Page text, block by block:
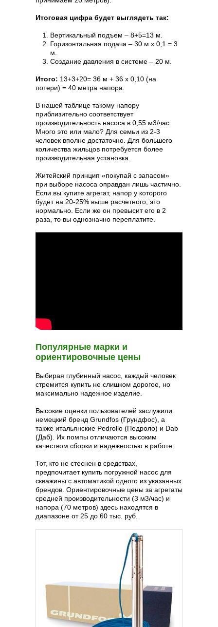
Итоговая цифра будет выглядеть так:
Вертикальный подъем – 8+5=13 м.
Горизонтальная подача – 30 м х 0,1 = 3
м.
Создание давления в системе – 20 м.
Итого: 13+3+20= 36 м + 36 х 0,10 (на
потери) = 40 метра напора.
В нашей таблице такому напору
приблизительно соответствует
производительность насоса в 0,55 м3/час.
Много это или мало? Для семьи из 2-3
человек вполне достаточно. Для большего
количества жильцов потребуется более
производительная установка.
Житейский принцип «покупай с запасом»
при выборе насоса оправдан лишь частично.
Если вы купите агрегат, напор у которого
будет на 20-25% выше расчетного, это
нормально. Если же он превысит его в 2
раза, то вы однозначно переплатите.
Популярные марки и
ориентировочные цены
Выбирая глубинный насос, каждый человек
стремится купить не слишком дорогое, но
максимально надежное изделие.
Высокие оценки пользователей заслужили
немецкий бренд Grundfos (Грундфос), а
также итальянские Pedrollo (Педроло) и Dab
(Даб). Их помпы отличаются высоким
качеством сборки и надежностью в работе.
Тот, кто не стеснен в средствах,
предпочитает купить погружной насос для
скважины с автоматикой одного из указанных
брендов. Ориентировочные цены за агрегаты
средней производительности (3 м3/час) и
напора (70 метров) здесь находятся в
диапазоне от 25 до 60 тыс. руб.